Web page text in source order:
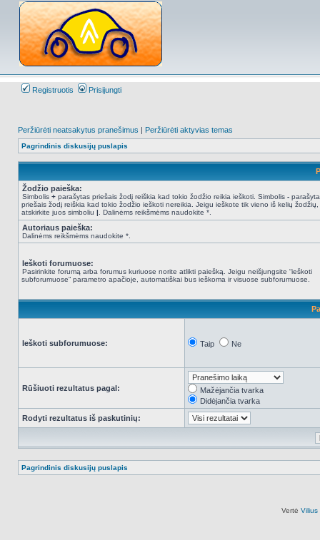
Registruotis Prisijungti
Peržiūrėti neatsakytus pranešimus | Peržiūrėti aktyvias temas
Pagrindinis diskusijų puslapis
Žodžio paieška:
Simbolis + parašytas priešais žodį reiškia kad tokio žodžio reikia ieškoti. Simbolis -
priešais žodį reiškia kad tokio žodžio ieškoti nereikia. Jeigu ieškote tik vieno iš kelių žodžių,
atskirkite juos simboliu | . Dalinėms reikšmėms naudokite *.
Autoriaus paieška:
Dalinėms reikšmėms naudokite *.
Ieškoti forumuose:
Pasirinkite forumą arba forumus kuriuose norite atlikti paiešką. Jeigu neišjungsite “ieškoti
subforumuose“ parametro apačioje, automatiškai bus ieškoma ir visuose subforumuose.
Ieškoti subforumuose: Taip Ne
Rūšiuoti rezultatus pagal:
Mažėjančia tvarka
Didėjančia tvarka
Rodyti rezultatus iš paskutinių:
Pagrindinis diskusijų puslapis
Vertė Vilius